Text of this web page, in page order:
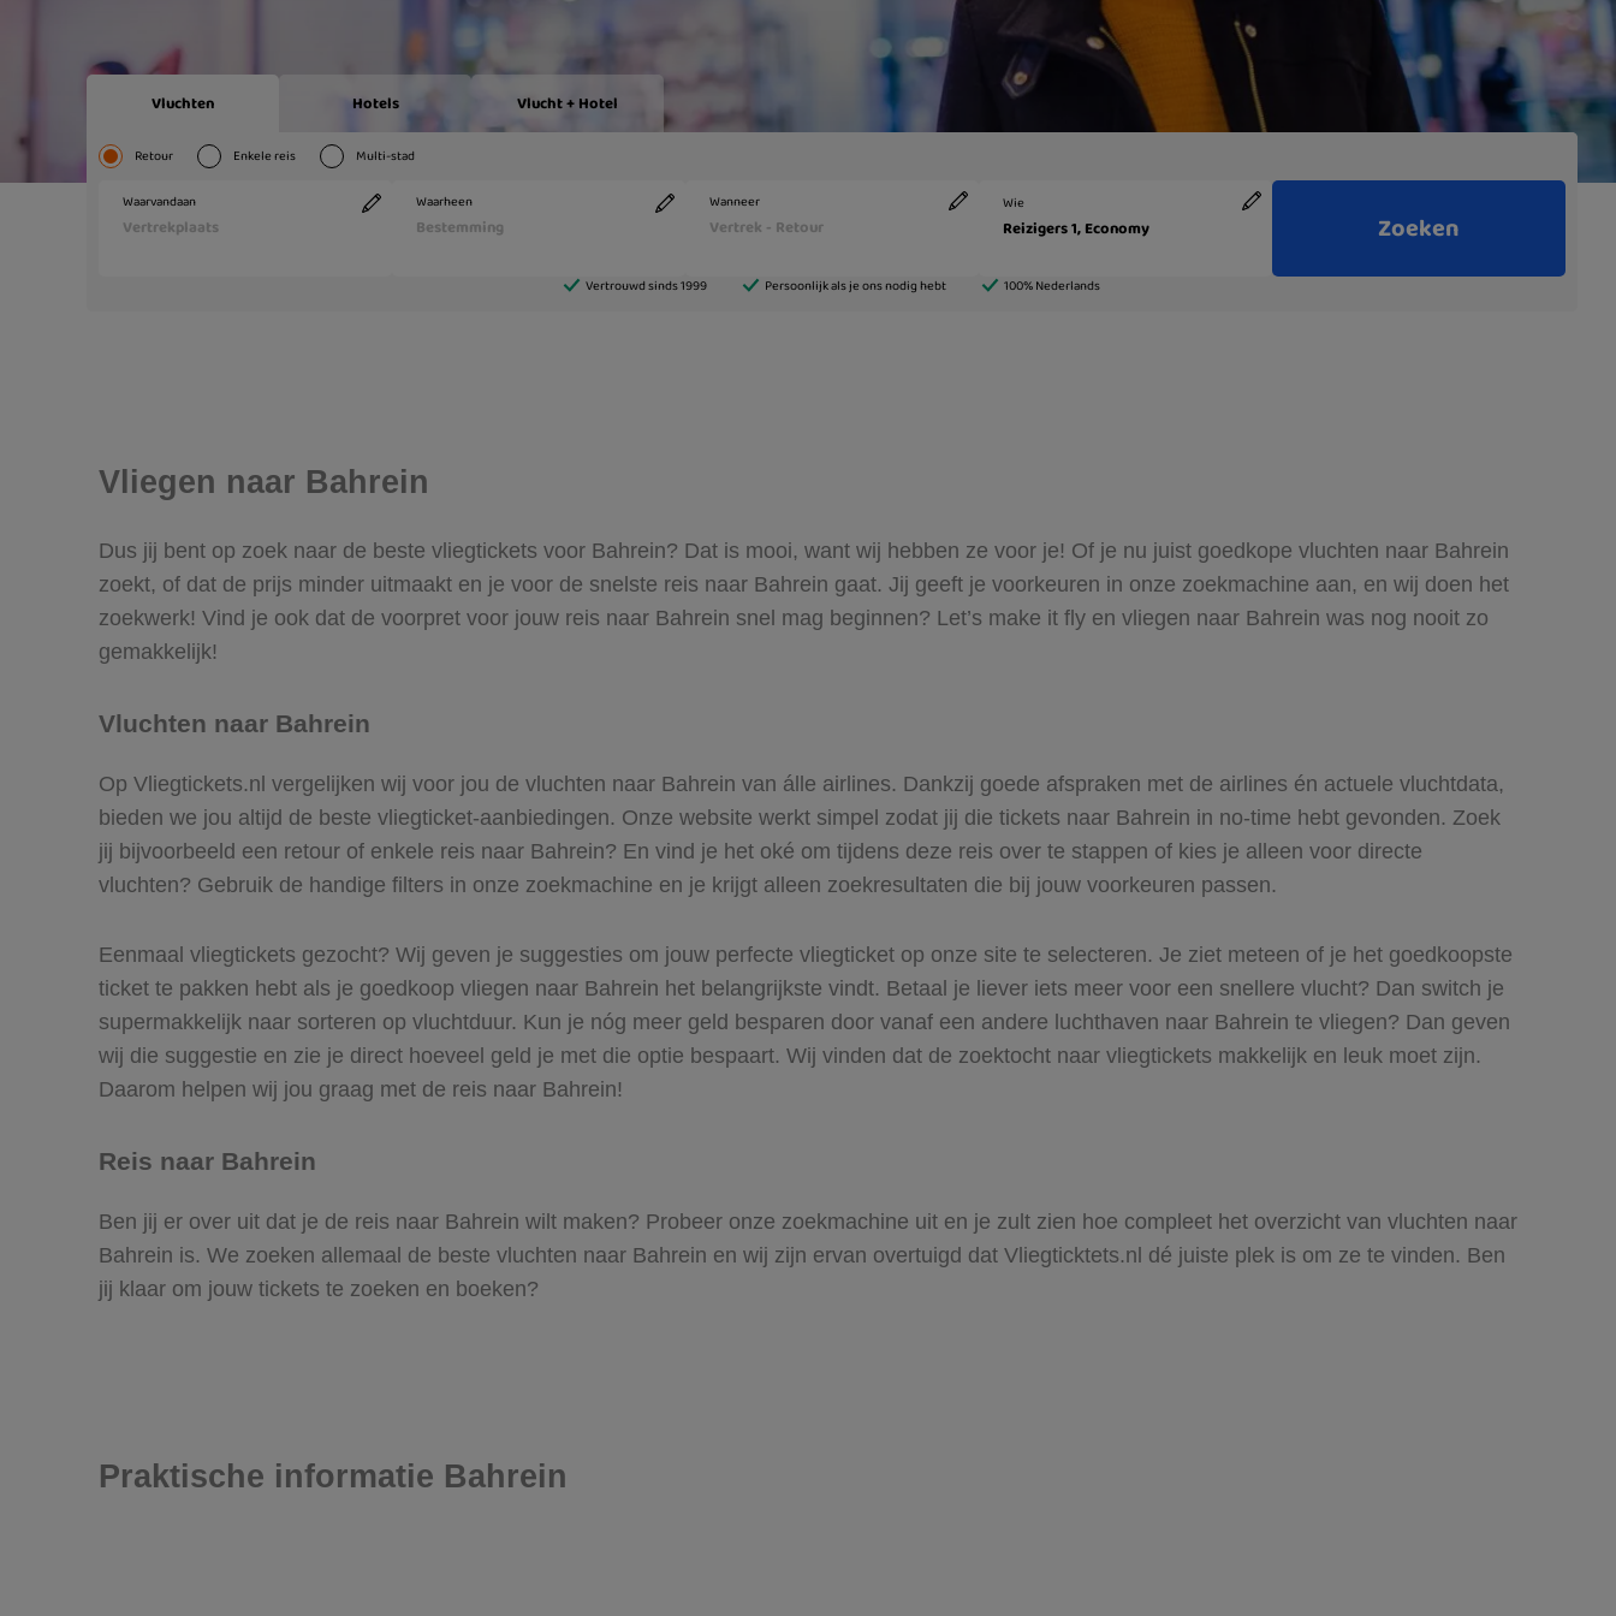
Vliegen naar Bahrein
Dus jij bent op zoek naar de beste vliegtickets voor Bahrein? Dat is mooi, want wij hebben ze voor je! Of je nu juist goedkope vluchten naar Bahrein
zoekt, of dat de prijs minder uitmaakt en je voor de snelste reis naar Bahrein gaat. Jij geeft je voorkeuren in onze zoekmachine aan, en wij doen het
zoekwerk! Vind je ook dat de voorpret voor jouw reis naar Bahrein snel mag beginnen? Let’s make it fly en vliegen naar Bahrein was nog nooit zo
gemakkelijk!
Vluchten naar Bahrein
Op Vliegtickets.nl vergelijken wij voor jou de vluchten naar Bahrein van álle airlines. Dankzij goede afspraken met de airlines én actuele vluchtdata,
bieden we jou altijd de beste vliegticket-aanbiedingen. Onze website werkt simpel zodat jij die tickets naar Bahrein in no-time hebt gevonden. Zoek
jij bijvoorbeeld een retour of enkele reis naar Bahrein? En vind je het oké om tijdens deze reis over te stappen of kies je alleen voor directe
vluchten? Gebruik de handige filters in onze zoekmachine en je krijgt alleen zoekresultaten die bij jouw voorkeuren passen.
Eenmaal vliegtickets gezocht? Wij geven je suggesties om jouw perfecte vliegticket op onze site te selecteren. Je ziet meteen of je het goedkoopste
ticket te pakken hebt als je goedkoop vliegen naar Bahrein het belangrijkste vindt. Betaal je liever iets meer voor een snellere vlucht? Dan switch je
supermakkelijk naar sorteren op vluchtduur. Kun je nóg meer geld besparen door vanaf een andere luchthaven naar Bahrein te vliegen? Dan geven
wij die suggestie en zie je direct hoeveel geld je met die optie bespaart. Wij vinden dat de zoektocht naar vliegtickets makkelijk en leuk moet zijn.
Daarom helpen wij jou graag met de reis naar Bahrein!
Reis naar Bahrein
Ben jij er over uit dat je de reis naar Bahrein wilt maken? Probeer onze zoekmachine uit en je zult zien hoe compleet het overzicht van vluchten naar
Bahrein is. We zoeken allemaal de beste vluchten naar Bahrein en wij zijn ervan overtuigd dat Vliegticktets.nl dé juiste plek is om ze te vinden. Ben
jij klaar om jouw tickets te zoeken en boeken?
Praktische informatie Bahrein